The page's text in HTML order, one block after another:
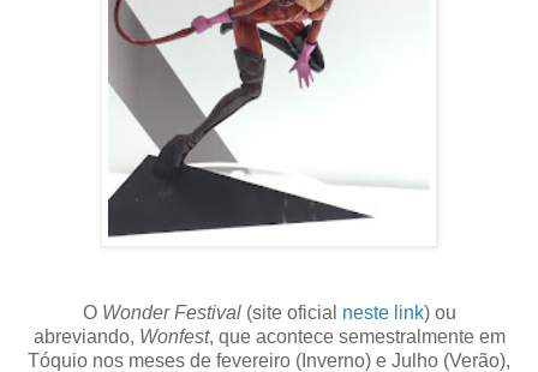
O Wonder Festival(site oficial neste link) ou
abreviando, Wonfest, que acontece semestralmente em
Tóquio nos meses de fevereiro (Inverno) e Julho (Verão),